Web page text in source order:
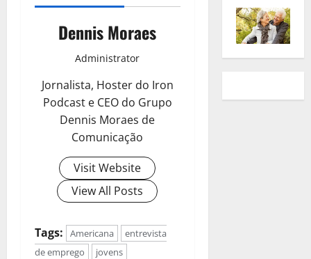
Dennis Moraes
Administrator
Jornalista, Hoster do Iron
Podcast e CEO do Grupo
Dennis Moraes de
Comunicação
Visit Website
View All Posts
Tags: Americana
entrevista
de emprego
jovens